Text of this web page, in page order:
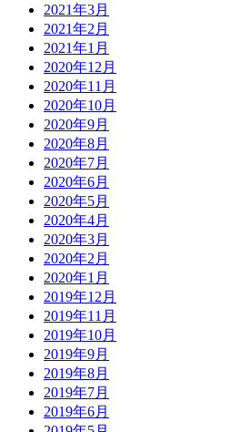
2021年3月
2021年2月
2021年1月
2020年12月
2020年11月
2020年10月
2020年9月
2020年8月
2020年7月
2020年6月
2020年5月
2020年4月
2020年3月
2020年2月
2020年1月
2019年12月
2019年11月
2019年10月
2019年9月
2019年8月
2019年7月
2019年6月